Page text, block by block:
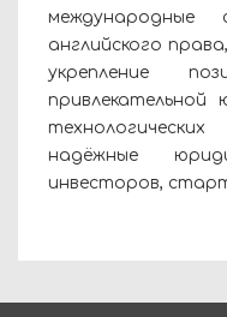
английского
укрепление
привлекательной
надёжные
инвесторов,